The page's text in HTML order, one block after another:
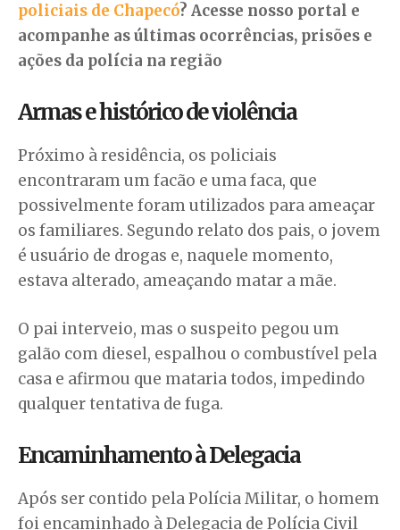
policiais de Chapecó? Acesse nosso portal e
acompanhe as últimas ocorrências, prisões e
ações da polícia na região
Armas e histórico de violência
Próximo à residência, os policiais
encontraram um facão e uma faca, que
possivelmente foram utilizados para ameaçar
os familiares. Segundo relato dos pais, o jovem
é usuário de drogas e, naquele momento,
estava alterado, ameaçando matar a mãe.
O pai interveio, mas o suspeito pegou um
galão com diesel, espalhou o combustível pela
casa e afirmou que mataria todos, impedindo
qualquer tentativa de fuga.
Encaminhamento à Delegacia
Após ser contido pela Polícia Militar, o homem
foi encaminhado à Delegacia de Polícia Civil